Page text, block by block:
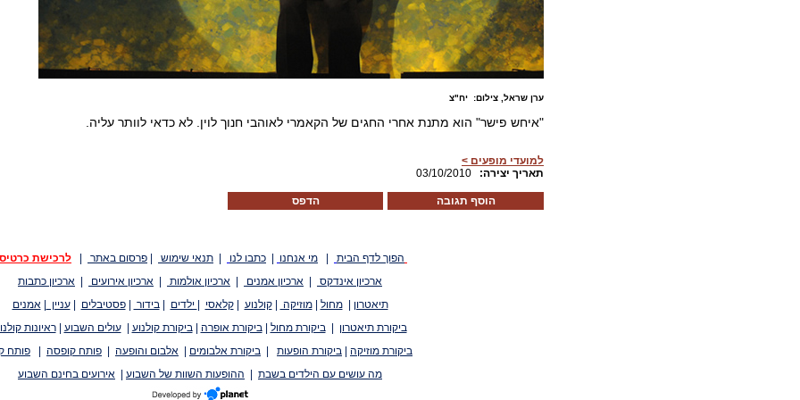
ערן שראל, צילום: יח"צ
"איחש פישר" הוא מתנת אחרי החגים של הקאמרי לאוהבי חנוך לוין. לא כדאי לוותר עליה.
למועדי מופעים >
03/10/2010
:תאריך יצירה
הדפס הוסף תגובה
הפוך לדף הבית מי אנחנו כתבו לנו תנאי שימוש פרסום באתר
לרכישת
ארכיון אינדקס
ארכיון אמנים ארכיון אולמות ארכיון אירועים
ארכיון כתבות
תיאטרון
|מחול |מוזיקה |קולנוע |קלאסי ילדים |בידור |פסטיבלים |עניין |אמנים
ביקורת תיאטרון
|ביקורת מחול |ביקורת אופרה |ביקורת קולנוע |עולים השבוע |ראיונות
ביקורת מוזיקה
ביקורת הופעות ביקורת אלבומים אלבום והופעה פותח קופסה
פותח
מה עושים עם הילדים בשבת
ההופעות השוות של השבוע אירועים בחינם השבוע